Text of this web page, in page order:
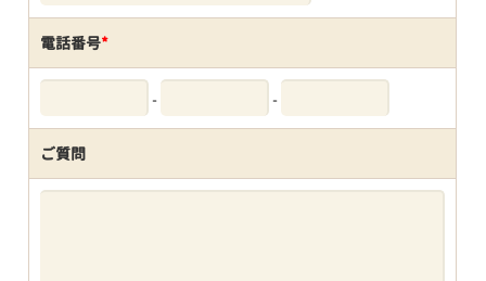
電話番号*
- -
ご質問